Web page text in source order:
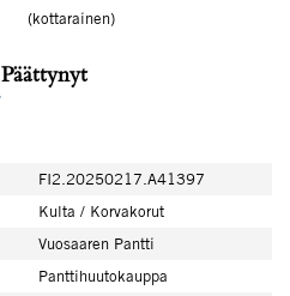
(kottarainen)
Päättynyt
FI2.20250217.A41397
Kulta / Korvakorut
Vuosaaren Pantti
Panttihuutokauppa